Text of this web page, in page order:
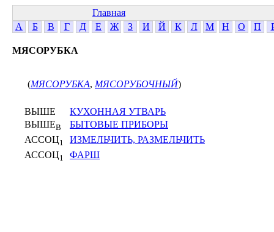
Главная
А
Б В Г Д Е Ж З И Й К Л М Н О П
МЯСОРУБКА
(МЯСОРУБКА, МЯСОРУБОЧНЫЙ)
ВЫШЕ
КУХОННАЯ УТВАРЬ
ВЫШЕВ
БЫТОВЫЕ ПРИБОРЫ
АССОЦ1
ИЗМЕЛЬЧИТЬ, РАЗМЕЛЬЧИТЬ
АССОЦ1 ФАРШ